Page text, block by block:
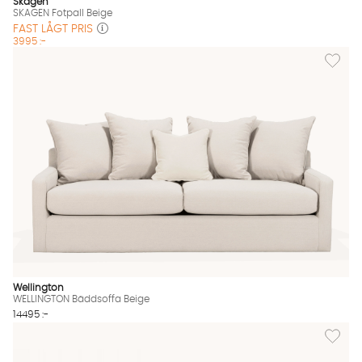
SKAGEN Fotpall Beige
FAST LÅGT PRIS
3995 :-
Lägg
Wellington
WELLINGTON Bäddsoffa Beige
14495 :-
Lägg